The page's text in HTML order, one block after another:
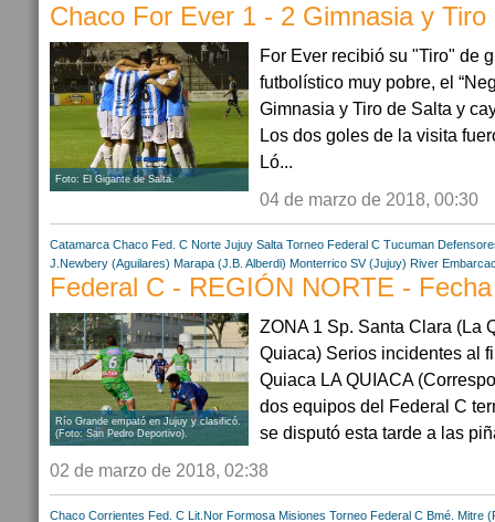
Chaco For Ever 1 - 2 Gimnasia y Tiro
Foto: El Gigante de Salta.
For Ever recibió su "Tiro" de
futbolístico muy pobre, el
Gimnasia y Tiro de Salta y
Los dos goles de la visita
Ló...
04 de marzo de 2018, 00:30
Catamarca Chaco Fed. C Norte Jujuy Salta Torneo Federal C Tucuman
J.Newbery (Aguilares) Marapa (J.B. Alberdi) Monterrico SV (Jujuy) River
Federal C - REGIÓN NORTE -
Río Grande empató en Jujuy y clasificó.
(Foto: San Pedro Deportivo).
ZONA 1 Sp. Santa Clara (La
Quiaca) Serios incidentes al
Quiaca LA QUIACA
dos equipos del Federal C
se disputó esta tarde a las
02 de marzo de 2018, 02:38
Chaco Corrientes Fed. C Lit.Nor Formosa Misiones Torneo Federal C Bmé. Mitre